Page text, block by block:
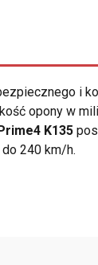
i
opony w
K135
240 km/h.